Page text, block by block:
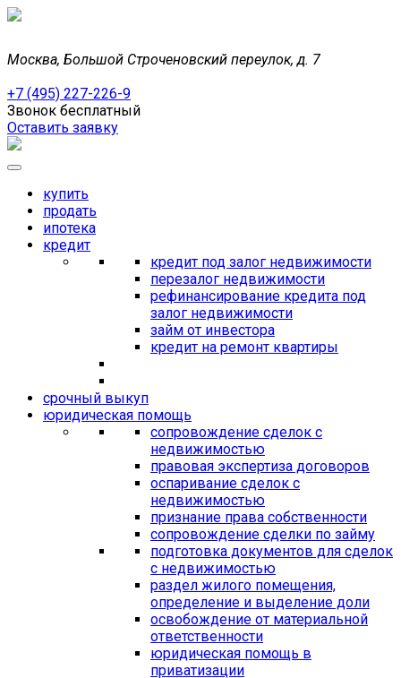
Москва, Большой Строченовский переулок, д. 7
+7 (495) 227-226-9
Звонок бесплатный
Оставить заявку
купить
продать
ипотека
кредит
кредит под залог недвижимости
перезалог недвижимости
рефинансирование кредита под
залог недвижимости
займ от инвестора
кредит на ремонт квартиры
срочный выкуп
юридическая помощь
сопровождение сделок с
недвижимостью
правовая экспертиза договоров
оспаривание сделок с
недвижимостью
признание права собственности
сопровождение сделки по займу
подготовка документов для сделок
с недвижимостью
раздел жилого помещения,
определение и выделение доли
освобождение от материальной
ответственности
юридическая помощь в
приватизации